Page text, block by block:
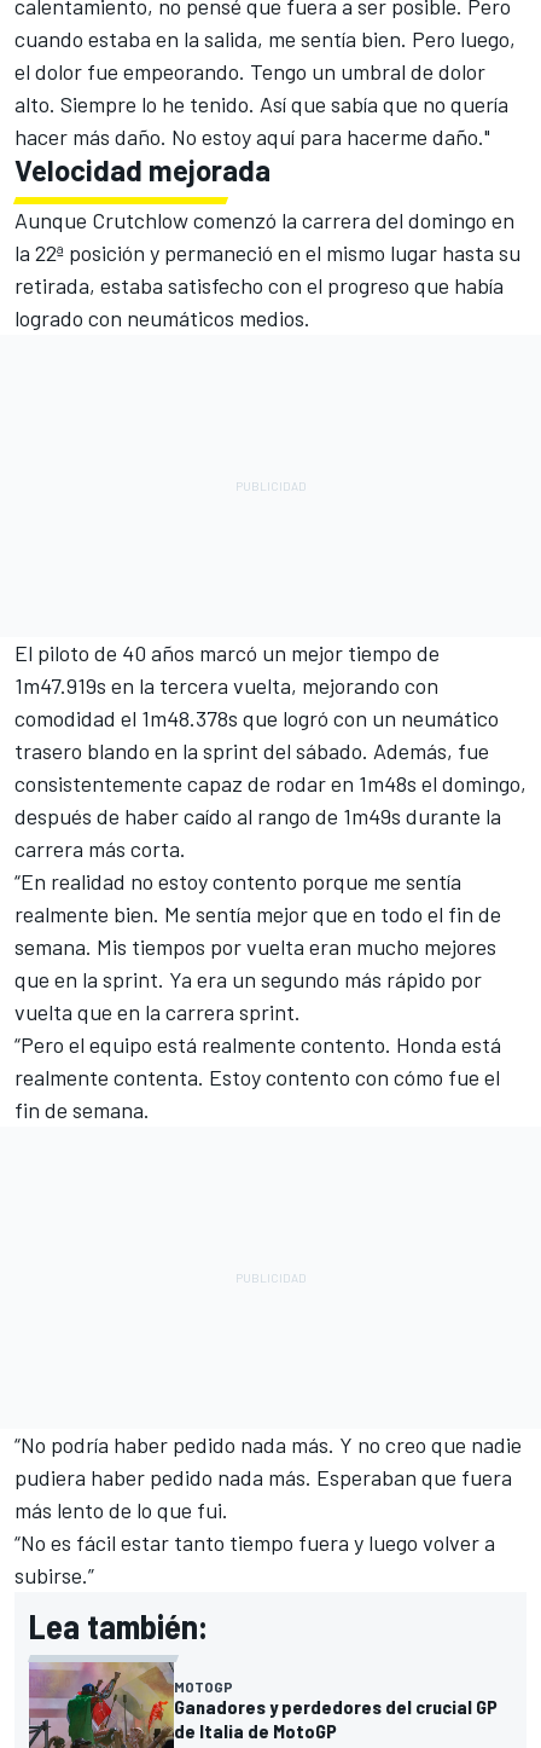
calentamiento, no pensé que fuera a ser posible. Pero
cuando estaba en la salida, me sentía bien. Pero luego,
el dolor fue empeorando. Tengo un umbral de dolor
alto. Siempre lo he tenido. Así que sabía que no quería
hacer más daño. No estoy aquí para hacerme daño."
Velocidad mejorada
Aunque Crutchlow comenzó la carrera del domingo en
la 22ª posición y permaneció en el mismo lugar hasta su
retirada, estaba satisfecho con el progreso que había
logrado con neumáticos medios.
El piloto de 40 años marcó un mejor tiempo de
1m47.919s en la tercera vuelta, mejorando con
comodidad el 1m48.378s que logró con un neumático
trasero blando en la sprint del sábado. Además, fue
consistentemente capaz de rodar en 1m48s el domingo,
después de haber caído al rango de 1m49s durante la
carrera más corta.
“En realidad no estoy contento porque me sentía
realmente bien. Me sentía mejor que en todo el fin de
semana. Mis tiempos por vuelta eran mucho mejores
que en la sprint. Ya era un segundo más rápido por
vuelta que en la carrera sprint.
“Pero el equipo está realmente contento. Honda está
realmente contenta. Estoy contento con cómo fue el
fin de semana.
“No podría haber pedido nada más. Y no creo que nadie
pudiera haber pedido nada más. Esperaban que fuera
más lento de lo que fui.
“No es fácil estar tanto tiempo fuera y luego volver a
subirse.”
Lea también:
MOTOGP
Ganadores y perdedores del crucial GP
de Italia de MotoGP